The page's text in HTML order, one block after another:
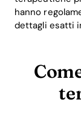
hanno
dettagli esatti